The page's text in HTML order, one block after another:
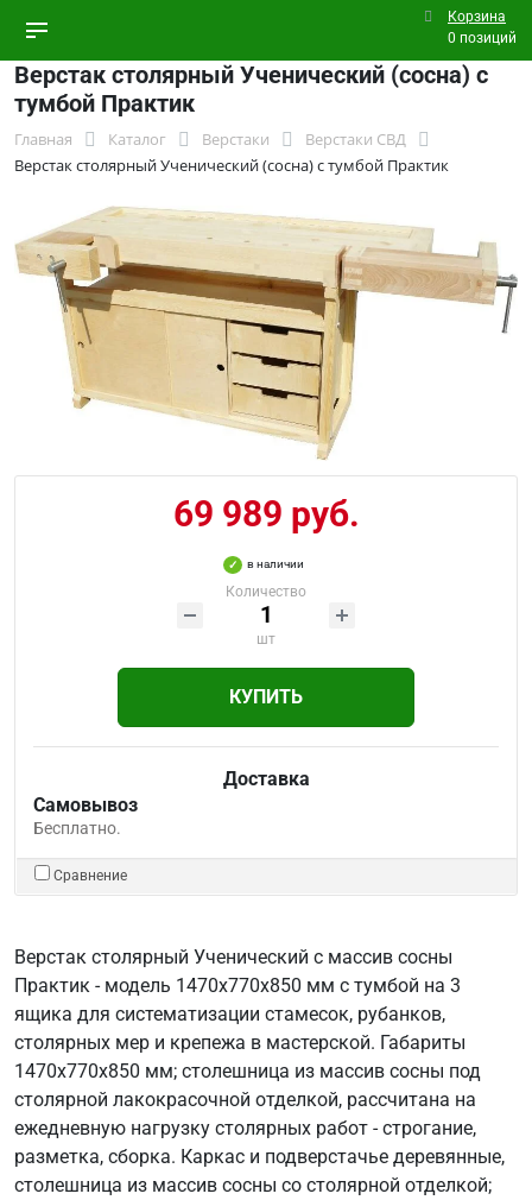
Корзина
0 позиций
Верстак столярный Ученический (сосна) с
тумбой Практик
Главная Каталог Верстаки
Верстаки СВД
Верстак столярный Ученический (сосна) с тумбой Практик
69 989 руб.
в наличии
Количество
шт
КУПИТЬ
Доставка
Самовывоз
Бесплатно.
Сравнение
Верстак столярный Ученический с массив сосны
Практик - модель 1470х770х850 мм с тумбой на 3
ящика для систематизации стамесок, рубанков,
столярных мер и крепежа в мастерской. Габариты
1470х770х850 мм; столешница из массив сосны под
столярной лакокрасочной отделкой, рассчитана на
ежедневную нагрузку столярных работ - строгание,
разметка, сборка. Каркас и подверстачье деревянные,
столешница из массив сосны со столярной отделкой;